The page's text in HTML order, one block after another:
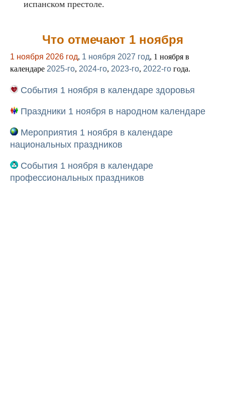
испанском престоле.
Что отмечают 1 ноября
1 ноября 2026 год, 1 ноября 2027 год, 1 ноября в
календаре 2025-го, 2024-го, 2023-го, 2022-го года.
События 1 ноября в календаре здоровья
Праздники 1 ноября в народном календаре
Мероприятия 1 ноября в календаре
национальных праздников
События 1 ноября в календаре
профессиональных праздников